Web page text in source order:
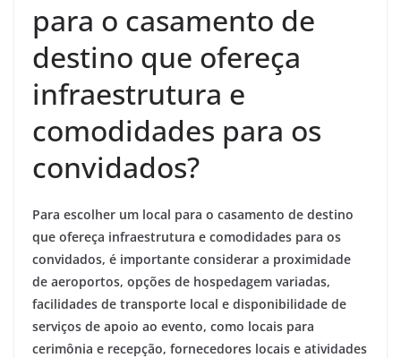
para o casamento de
destino que ofereça
infraestrutura e
comodidades para os
convidados?
Para escolher um local para o casamento de destino
que ofereça infraestrutura e comodidades para os
convidados, é importante considerar a proximidade
de aeroportos, opções de hospedagem variadas,
facilidades de transporte local e disponibilidade de
serviços de apoio ao evento, como locais para
cerimônia e recepção, fornecedores locais e atividades